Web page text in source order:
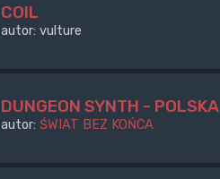
COIL
autor: vulture
DUNGEON SYNTH - POLSKA
autor: ŚWIAT BEZ KOŃCA